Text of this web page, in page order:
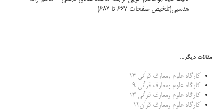
هدسیی(تلخیص صفحات 667 تا 687)
مقالات دیگر...
کارگاه علوم ومعارف قرآنی 14
کارگاه علوم ومعارف قرآنی 9
کارگاه علوم ومعارف قرآنی 13
کارگاه علوم ومعارف قرآن12